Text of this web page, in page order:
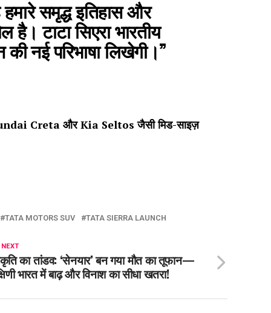
समृद्ध इतिहास और
टाटा सिएरा भारतीय
नई परिभाषा लिखेगी।”
Creta और Kia Seltos जैसी मिड-साइज़
TATA MOTORS SUV TATA SIERRA LAUNCH
का तांडव: ‘सेनयार’ बन गया मौत का तूफान—
भारत में बाढ़ और विनाश का सीधा खतरा!